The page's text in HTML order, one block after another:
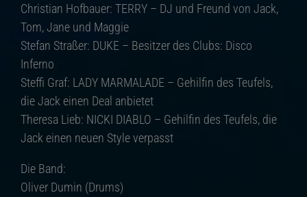
Christian Hofbauer: TERRY – DJ und Freund von Jack,
Tom, Jane und Maggie
Stefan Straßer: DUKE – Besitzer des Clubs: Disco
Inferno
Steffi Graf: LADY MARMALADE – Gehilfin des Teufels,
die Jack einen Deal anbietet
Theresa Lieb: NICKI DIABLO – Gehilfin des Teufels, die
Jack einen neuen Style verpasst
Die Band:
Oliver Dumin (Drums)